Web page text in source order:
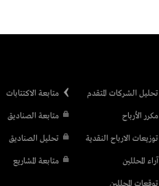
تحليل الشركات المتقدم
مكرر الأرباح
توزيعات الارباح النقدية
آراء المحللين
متابعة الاكتتابات
متابعة الصناديق
تحليل الصناديق
متابعة المشاريع